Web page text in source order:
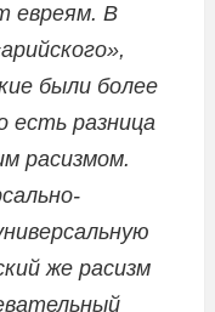
евреям. В
были более
есть разница
расизмом.
же расизм